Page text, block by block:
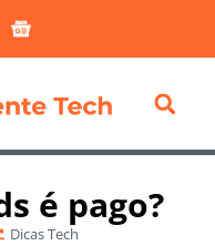
é pago?
Dicas Tech